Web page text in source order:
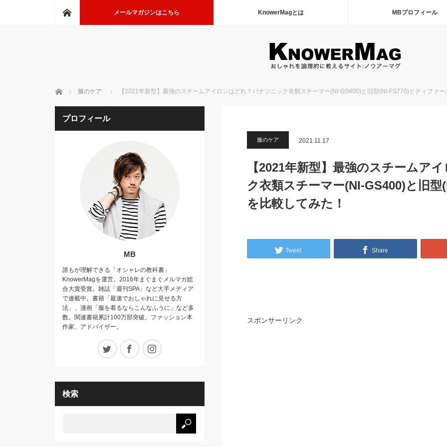
メールマガジンはこちら KnowerMagとは MBプロフィール
ホーム 服のケア 【2021年新型】最強のスチームアイロンはどれ？パナソニック衣類スチーマー(NI-GS400)と旧型(NI-FS770)とティファー
服のケア 2021.11.17
【2021年新型】最強のスチームア
ク衣類スチーマー(NI-GS400)と旧
を比較してみた！
Tweet Share
スポンサーリンク
プロフィール
MB
誰もが理解できる「オシャレの教科書」
KnowerMagを運営。2016年まぐまぐメルマガ総
合大賞受賞。雑誌「週刊SPA」など大手メディア
で連載中。書籍「最速でおしゃれに見せる方
法」、漫画「服を着るならこんなふうに」など多
数。関連書籍累計100万部突破。ファッション本
作家、アドバイザー。
Twitter Facebook
検索